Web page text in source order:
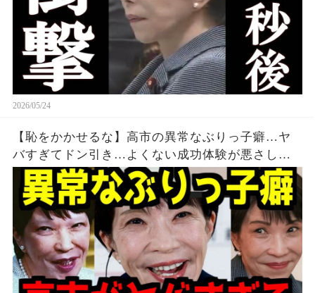
2026/05/24
【恥をかかせるな】高市の異常なぶりっ子癖…ヤ
バすぎてドン引き…よくない成功体験が悪さして
るよねこれ…【ネトウヨ】【自民党】【高市早
苗】